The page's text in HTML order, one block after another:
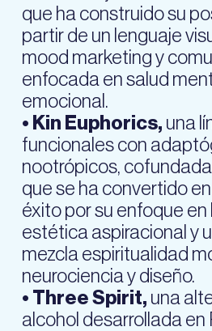
que ha construido su
partir de un lenguaje
mood marketing y
enfocada en salud
emocional.
• Kin Euphorics, una
funcionales con
nootrópicos,
que se ha convertido
éxito por su enfoque en
estética aspiracional y
mezcla espiritualidad
neurociencia y diseño.
• Three Spirit, una
alcohol desarrollada en